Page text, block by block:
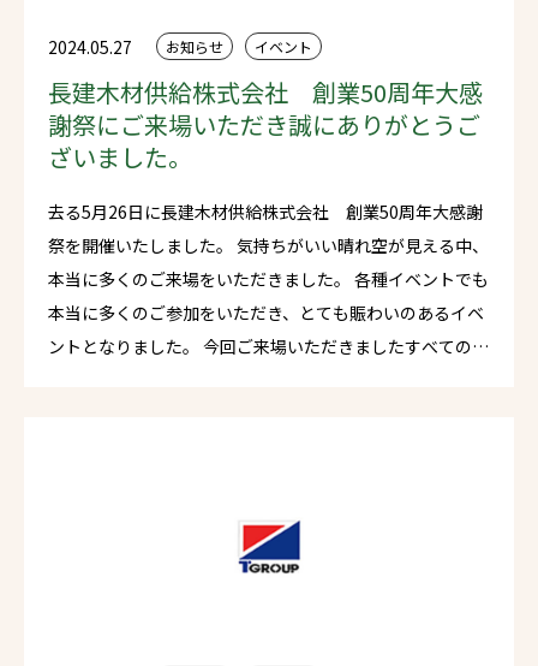
2024.05.27 お知らせ イベント
長建木材供給株式会社 創業50周年大感
謝祭にご来場いただき誠にありがとうご
ざいました。
去る5月26日に長建木材供給株式会社 創業50周年大感謝
祭を開催いたしました。 気持ちがいい晴れ空が見える中、
本当に多くのご来場をいただきました。 各種イベントでも
本当に多くのご参加をいただき、とても賑わいのあるイベ
ントとなりました。 今回ご来場いただきましたすべての皆